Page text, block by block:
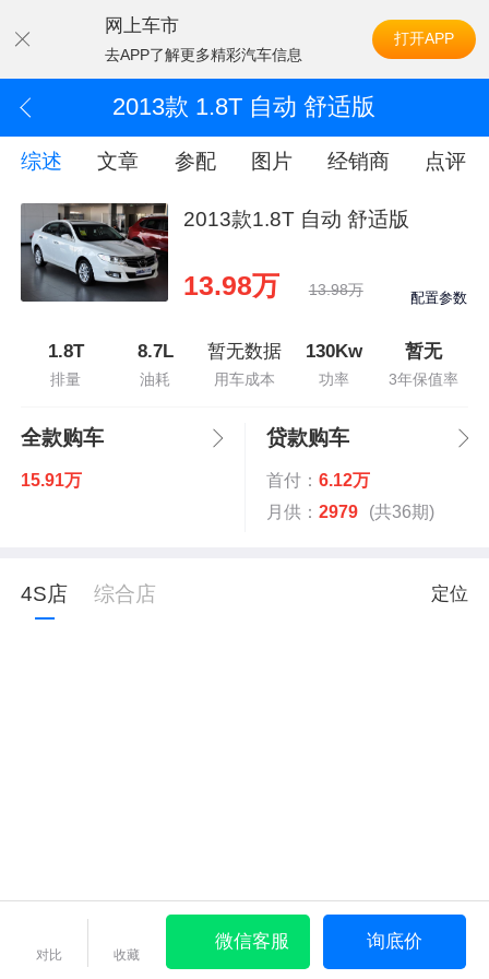
网上车市
去APP了解更多精彩汽车信息
打开APP
2013款 1.8T 自动 舒适版
综述 文章 参配 图片 经销商 点评
2013款1.8T 自动 舒适版
13.98万 13.98万 配置参数
1.8T
排量
8.7L
油耗
暂无数据
用车成本
130Kw
功率
暂无
3年保值率
全款购车
15.91万
贷款购车
首付： 6.12万
月供： 2979 (共36期)
4S店 综合店 定位
对比 收藏
微信客服 询底价